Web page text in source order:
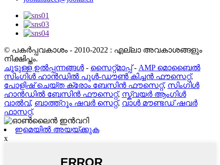
© പകർപ്പവകാശം - 2010-2022 : എല്ലാ അവകാശങ്ങളും
നിക്ഷിപ്തം.
ചൂടുള്ള ഉൽപ്പന്നങ്ങൾ - സൈറ്റ്മാപ്പ്- AMP മൊബൈൽ
സിംഗിൾ ഹാൻഡിൽ പുൾ-ഡൗൺ കിച്ചൻ ഫൗസെറ്റ്,
പോളിഷ് ചെയ്ത ക്രോം ബേസിൻ ഫൗസെറ്റ്, സിംഗിൾ
ഹാൻഡിൽ ബേസിൻ ഫൗസെറ്റ്, സ്ക്വയർ ആംഗിൾ
വാൽവ്, ബാത്ത്റൂം ഷവർ സെറ്റ്, വാൾ മൗണ്ടഡ് ഷവർ
ഫാസറ്റ്,
ഇമെയിൽ അയയ്ക്കുക
x